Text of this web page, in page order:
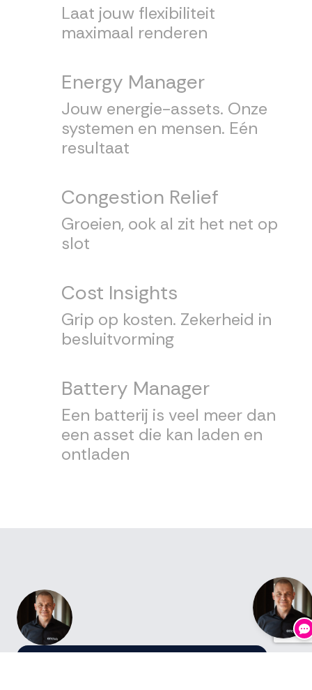
Laat jouw flexibiliteit
maximaal renderen
Energy Manager
Jouw energie-assets. Onze
systemen en mensen. Eén
resultaat
Congestion Relief
Groeien, ook al zit het net op
slot
Cost Insights
Grip op kosten. Zekerheid in
besluitvorming
Battery Manager
Een batterij is veel meer dan
een asset die kan laden en
ontladen